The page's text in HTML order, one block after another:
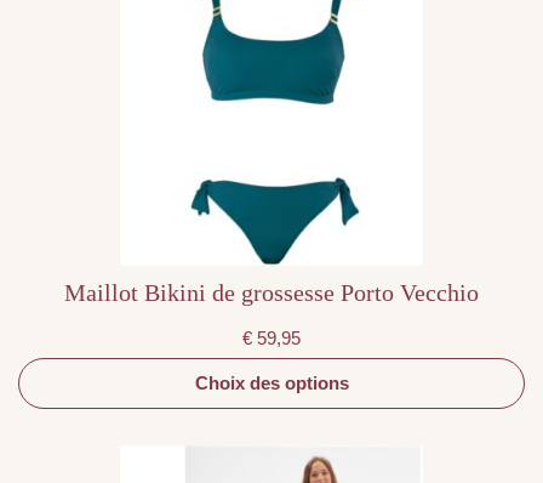
Maillot Bikini de grossesse Porto Vecchio
€ 59,95
Choix des options
variations.
peuvent
page
produit
produit